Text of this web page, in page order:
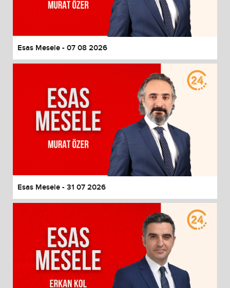
End of dialog window.
Esas Mesele - 07 08 2026
Esas Mesele - 31 07 2026